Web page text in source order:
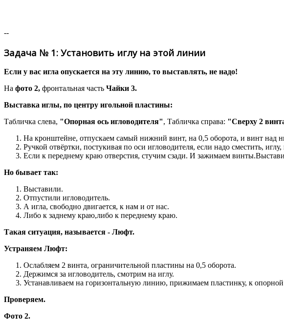
--
Задача № 1: Установить иглу на этой линии
Если у вас игла опускается на эту линию, то выставлять, не надо!
На фото 2, фронтальная часть Чайки 3.
Выставка иглы, по центру игольной пластины:
Табличка слева, "Опорная ось игловодителя", Табличка справа: "Сверху 2
На кронштейне, отпускаем самый нижний винт, на 0,5 оборота, и винт над
Ручкой отвёртки, постукивая по оси игловодителя, если надо сместить,
Если к переднему краю отверстия, стучим сзади. И зажимаем
Но бывает так:
Выставили.
Отпустили игловодитель.
А игла, свободно двигается, к нам и от нас.
Либо к заднему краю,либо к переднему краю.
Такая ситуация, называется - Люфт.
Устраняем Люфт:
Ослабляем 2 винта, ограничительной пластины на 0,5 оборота.
Держимся за игловодитель, смотрим на иглу.
Устанавливаем на горизонтальную линию, прижимаем пластинку, к
Проверяем.
Фото 2.